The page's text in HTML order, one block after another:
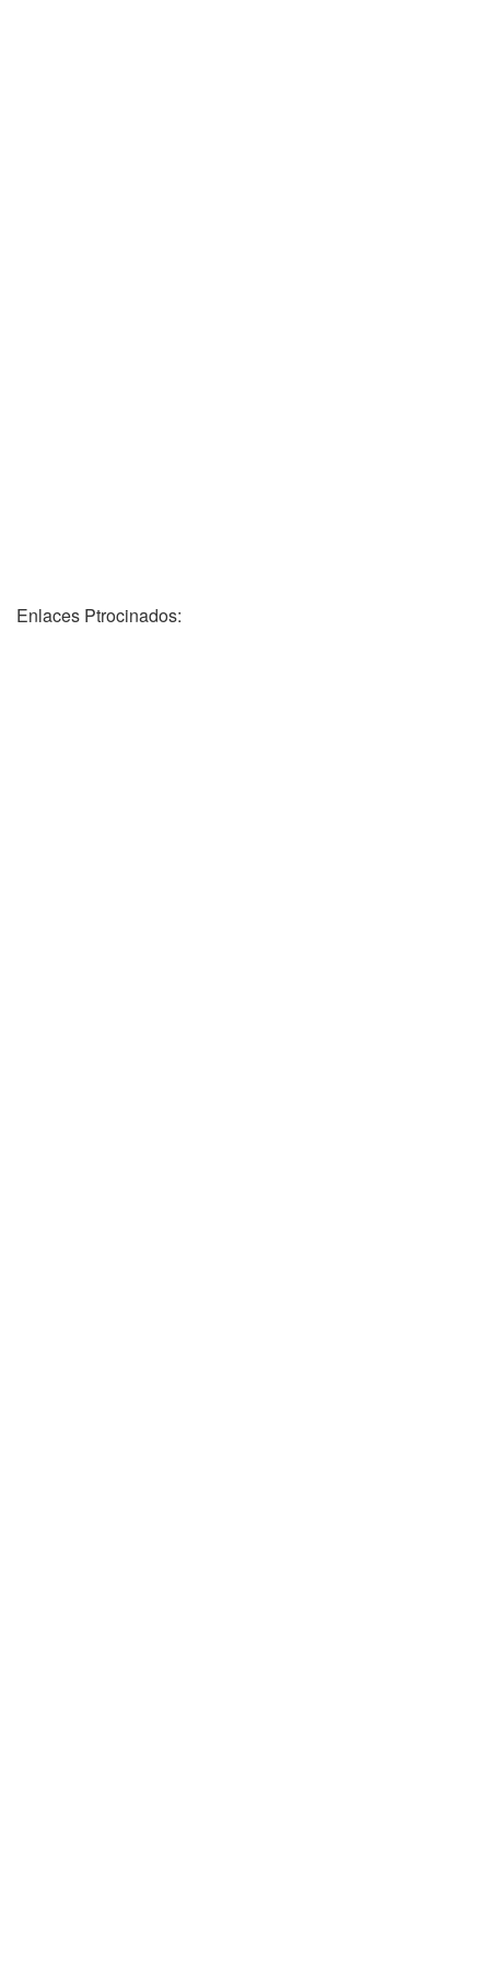
Enlaces Ptrocinados: